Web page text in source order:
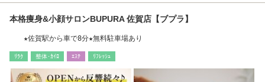
本格痩身&小顔サロンBUPURA 佐賀店【ブプラ】
★佐賀駅から車で8分★無料駐車場あり
ﾘﾗｸ 整体･ｶｲﾛ ｴｽﾃ ﾘﾌﾚｯｼｭ